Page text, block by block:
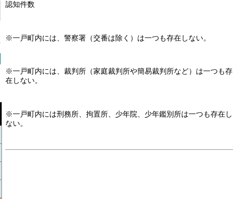
認知件数
※一戸町内には、警察署（交番は除く）は一つも存在しない。
※一戸町内には、裁判所（家庭裁判所や簡易裁判所など）は一つも存
在しない。
※一戸町内には刑務所、拘置所、少年院、少年鑑別所は一つも存在し
ない。